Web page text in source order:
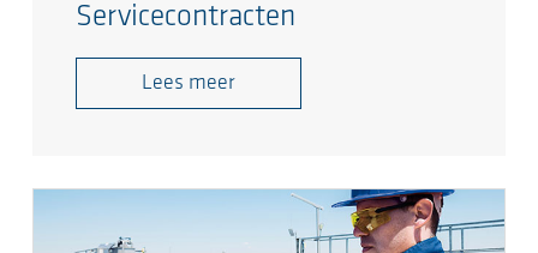
Servicecontracten
Lees meer